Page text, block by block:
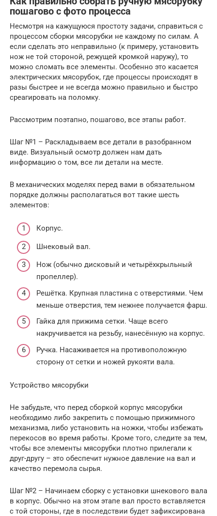
пошагово с фото процесса
Несмотря на кажущуюся простоту задачи, справиться с
процессом сборки мясорубки не каждому по силам. А
если сделать это неправильно (к примеру, установить
нож не той стороной, режущей кромкой наружу), то
можно сломать все элементы. Особенно это касается
электрических мясорубок, где процессы происходят в
разы быстрее и не всегда можно правильно и быстро
среагировать на поломку.
Рассмотрим поэтапно, пошагово, все этапы работ.
Шаг №1 – Раскладываем все детали в разобранном
виде. Визуальный осмотр должен нам дать
информацию о том, все ли детали на месте.
В механических моделях перед вами в обязательном
порядке должны располагаться вот такие шесть
элементов:
Корпус.
Шнековый вал.
Нож (обычно дисковый и четырёхкрыльный
пропеллер).
Решётка. Крупная пластина с отверстиями. Чем
меньше отверстия, тем нежнее получается фарш.
Гайка для прижима сетки. Чаще всего
накручивается на резьбу, нанесённую на корпус.
Ручка. Насаживается на противоположную
сторону от сетки и ножей рукояти вала.
Устройство мясорубки
Не забудьте, что перед сборкой корпус мясорубки
необходимо либо закрепить с помощью прижимного
механизма, либо установить на ножки, чтобы избежать
перекосов во время работы. Кроме того, следите за тем,
чтобы все элементы мясорубки плотно прилегали к
друг-другу – это обеспечит нужное давление на вал и
качество перемола сырья.
Шаг №2 – Начинаем сборку с установки шнекового вала
в корпус. Обычно на этом этапе вал просто вставляется
с той стороны, где в последствии будет зафиксирована